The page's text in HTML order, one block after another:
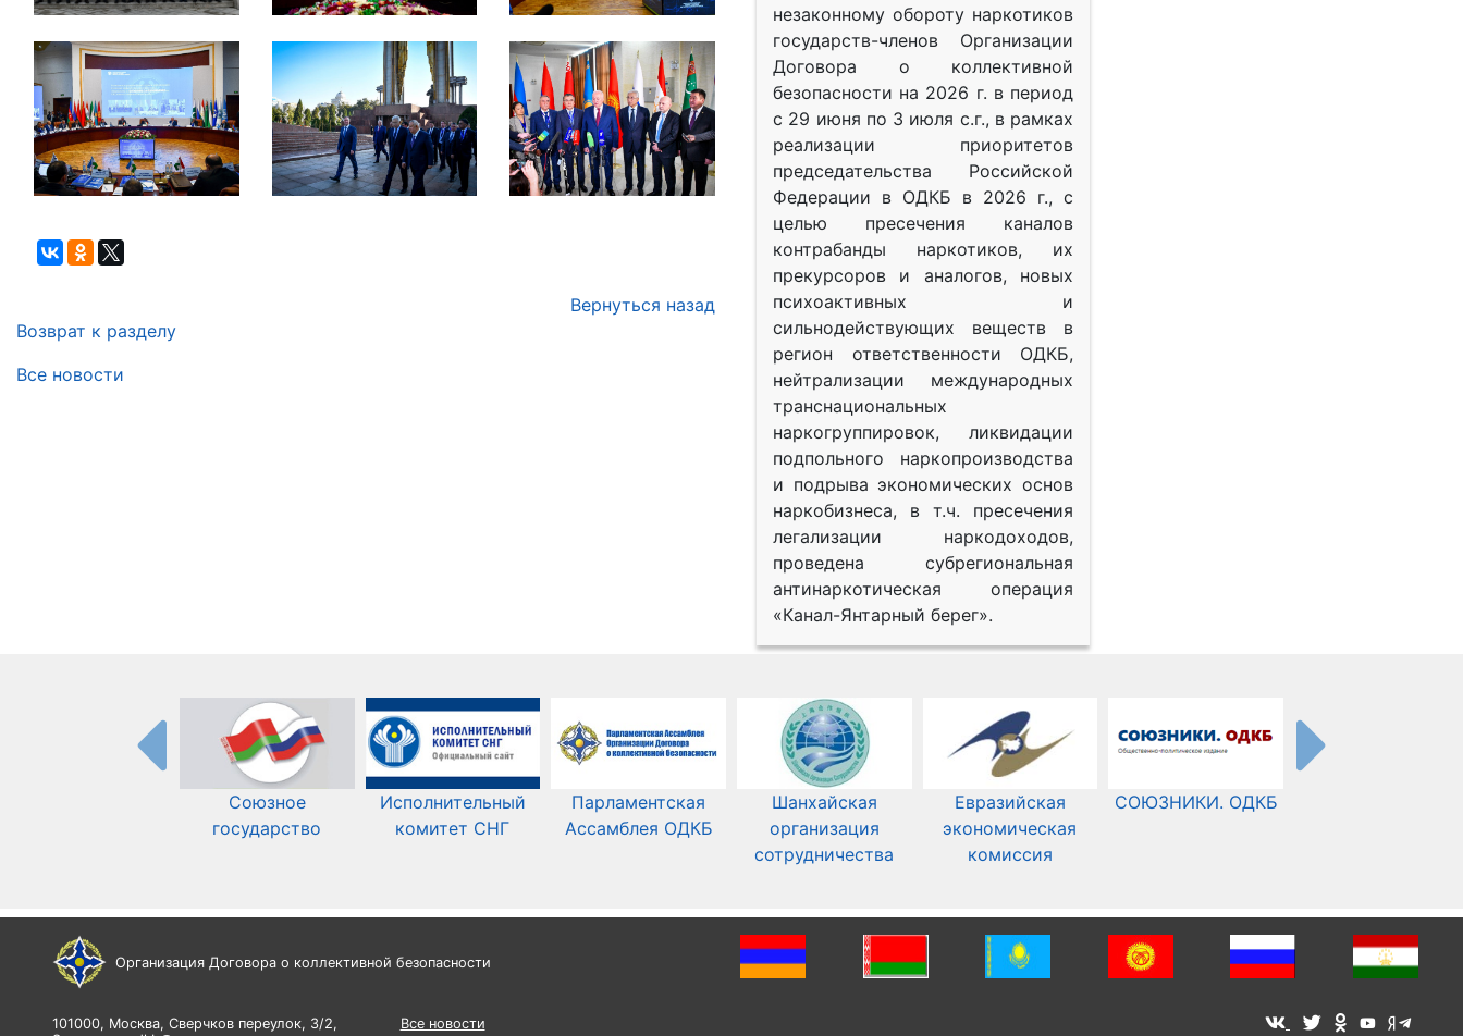
незаконному обороту наркотиков
государств-членов Организации
Договора о коллективной
безопасности на 2026 г. в период
с 29 июня по 3 июля с.г., в рамках
реализации приоритетов
председательства Российской
Федерации в ОДКБ в 2026 г., с
целью пресечения каналов
контрабанды наркотиков, их
прекурсоров и аналогов, новых
психоактивных и
сильнодействующих веществ в
регион ответственности ОДКБ,
нейтрализации международных
транснациональных
наркогруппировок, ликвидации
подпольного наркопроизводства
и подрыва экономических основ
наркобизнеса, в т.ч. пресечения
легализации наркодоходов,
проведена субрегиональная
антинаркотическая операция
«Канал-Янтарный берег».
Вернуться назад
Возврат к разделу
Все новости
Союзное
государство
Исполнительный
комитет СНГ
Парламентская
Ассамблея ОДКБ
Шанхайская
организация
сотрудничества
Евразийская
экономическая
комиссия
СОЮЗНИКИ. ОДКБ
Организация Договора о коллективной безопасности
101000, Москва, Сверчков переулок, 3/2,
Все новости